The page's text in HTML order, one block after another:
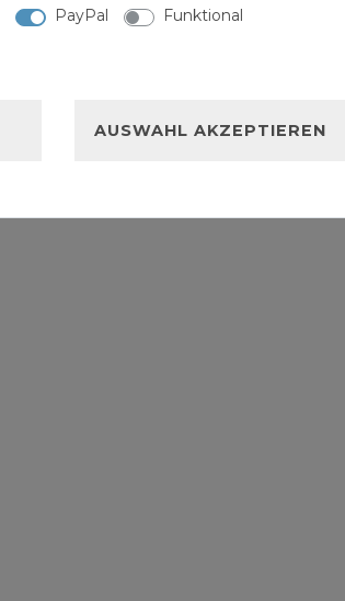
PayPal Funktional
AUSWAHL AKZEPTIEREN